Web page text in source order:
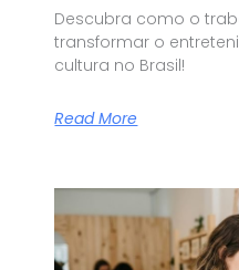
Descubra como o
transformar o
cultura no Brasil!
Read More